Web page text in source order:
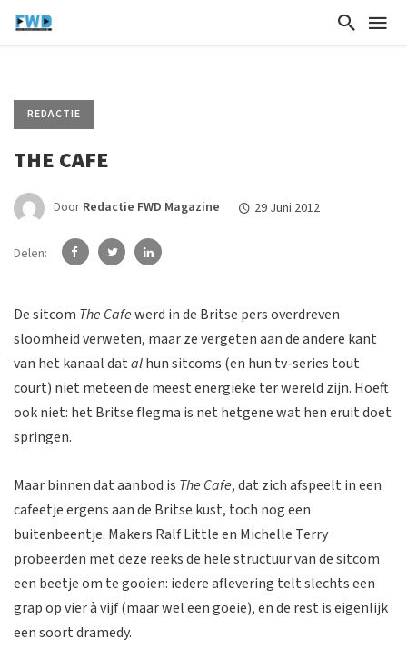
REDACTIE
THE CAFE
Door Redactie FWD Magazine 29 Juni 2012
Delen:
De sitcom The Cafewerd in de Britse pers overdreven
sloomheid verweten, maar ze vergeten aan de andere kant
van het kanaal datalhun sitcoms (en hun tv-series tout
court) niet meteen de meest energieke ter wereld zijn. Hoeft
ook niet: het Britse flegma is net hetgene wat hen eruit doet
springen.
Maar binnen dat aanbod is The Cafe, dat zich afspeelt in een
cafeetje ergens aan de Britse kust, toch nog een
buitenbeentje. Makers Ralf Little en Michelle Terry
probeerden met deze reeks de hele structuur van de sitcom
een beetje om te gooien: iedere aflevering telt slechts een
grap op vier à vijf (maar wel een goeie), en de rest is eigenlijk
een soort dramedy.